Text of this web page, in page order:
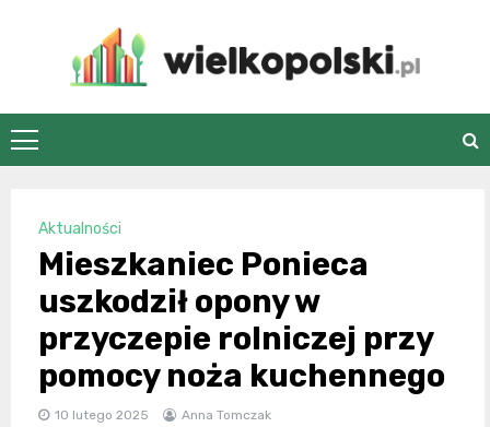
wielkopolski.pl
Aktualności
Mieszkaniec Ponieca
uszkodził opony w
przyczepie rolniczej przy
pomocy noża kuchennego
10 lutego 2025 Anna Tomczak